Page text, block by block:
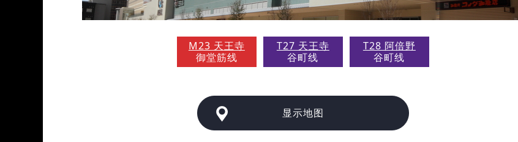
M23 天王寺
御堂筋线
T27 天王寺
谷町线
T28 阿倍野
谷町线
显示地图